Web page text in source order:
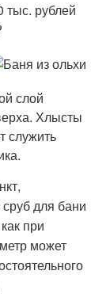
тыс. рублей
слой
Хлысты
служить
для бани
при
может